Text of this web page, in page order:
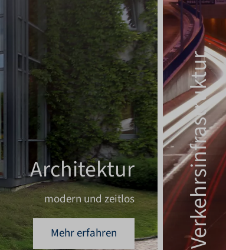
Architektur
modern und zeitlos
Mehr erfahren Verkehrsinfrastruktur